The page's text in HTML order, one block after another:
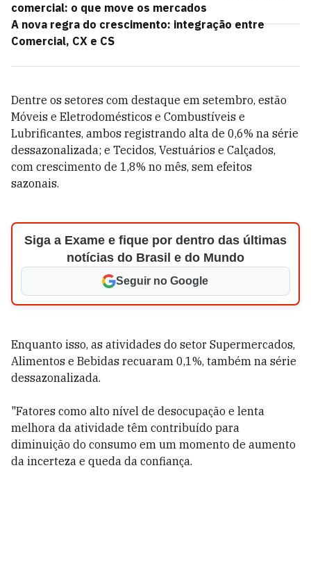
comercial: o que move os mercados
A nova regra do crescimento: integração entre
Comercial, CX e CS
Dentre os setores com destaque em setembro, estão
Móveis e Eletrodomésticos e Combustíveis e
Lubrificantes, ambos registrando alta de 0,6% na série
dessazonalizada; e Tecidos, Vestuários e Calçados,
com crescimento de 1,8% no mês, sem efeitos
sazonais.
Siga a Exame e fique por dentro das últimas
notícias do Brasil e do Mundo
Seguir no Google
Enquanto isso, as atividades do setor Supermercados,
Alimentos e Bebidas recuaram 0,1%, também na série
dessazonalizada.
"Fatores como alto nível de desocupação e lenta
melhora da atividade têm contribuído para
diminuição do consumo em um momento de aumento
da incerteza e queda da confiança.